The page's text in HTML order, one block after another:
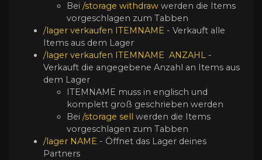
Bei /storage withdraw werden die Items
vorgeschlagen zum Tabben
/lager verkaufen ITEMNAME - Verkauft alle
Items aus dem Lager
/lager verkaufen ITEMNAME ANZAHL -
Verkauft die angegebene Anzahl an Items aus
dem Lager
ITEMNAME muss in englisch und
komplett groß geschrieben werden
Bei /storage sell
werden die Items
vorgeschlagen zum Tabben
/lager NAME - Öffnet das Lager deines
Partners